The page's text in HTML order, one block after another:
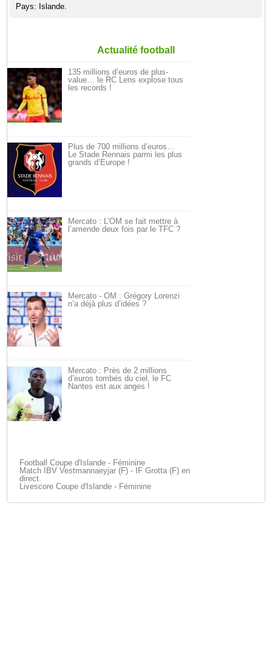
Pays: Islande.
Actualité football
135 millions d’euros de plus-
value… le RC Lens explose tous
les records !
Plus de 700 millions d’euros…
Le Stade Rennais parmi les plus
grands d’Europe !
Mercato : L’OM se fait mettre à
l’amende deux fois par le TFC ?
Mercato - OM : Grégory Lorenzi
n’a déjà plus d’idées ?
Mercato : Près de 2 millions
d’euros tombés du ciel, le FC
Nantes est aux anges !
Football Coupe d'Islande - Féminine
Match IBV Vestmannaeyjar (F) - IF Grotta (F) en
direct.
Livescore Coupe d'Islande - Féminine